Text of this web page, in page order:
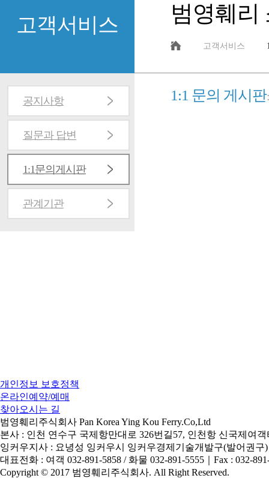
고객서비스
공지사항
질문과 답변
1:1문의게시판
관계기관
고객서비스
범영훼리
1:1 문의 게시판
개인정보 보호정책
온라인예약/예매
찾아오시는 길
범영훼리주식회사 Pan Korea Ying Kou Ferry.Co,Ltd
본사 : 인천 연수구 국제항만대로 326번길57, 인천항 신국제여
잉커우지사 : 요녕성 잉커우시 잉커우경제기술개발구(발어권
대표전화 : 여객 032-891-5858 / 화물 032-891-5555
Fax : 032-
Copyright © 2017 범영훼리주식회사. All Right Reserved.